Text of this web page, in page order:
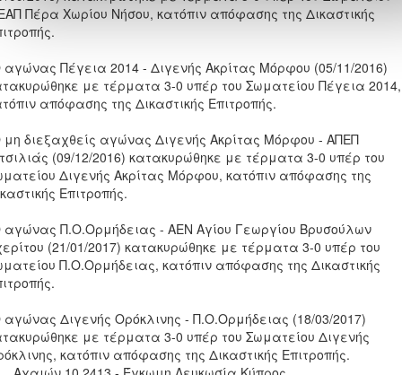
Πέρα Χωρίου Νήσου, κατόπιν απόφασης της Δικαστικής
αγώνας Πέγεια 2014 - Διγενής Ακρίτας Μόρφου (05/11/2016)
με τέρματα 3-0 υπέρ του Σωματείου Πέγεια 2014,
απόφασης της Δικαστικής Επιτροπής.
μη διεξαχθείς αγώνας Διγενής Ακρίτας Μόρφου - ΑΠΕΠ
(09/12/2016) κατακυρώθηκε με τέρματα 3-0 υπέρ του
Διγενής Ακρίτας Μόρφου, κατόπιν απόφασης της
Επιτροπής.
αγώνας Π.Ο.Ορμήδειας - ΑΕΝ Αγίου Γεωργίου Βρυσούλων
(21/01/2017) κατακυρώθηκε με τέρματα 3-0 υπέρ του
Π.Ο.Ορμήδειας, κατόπιν απόφασης της Δικαστικής
αγώνας Διγενής Ορόκλινης - Π.Ο.Ορμήδειας (18/03/2017)
με τέρματα 3-0 υπέρ του Σωματείου Διγενής
κατόπιν απόφασης της Δικαστικής Επιτροπής.